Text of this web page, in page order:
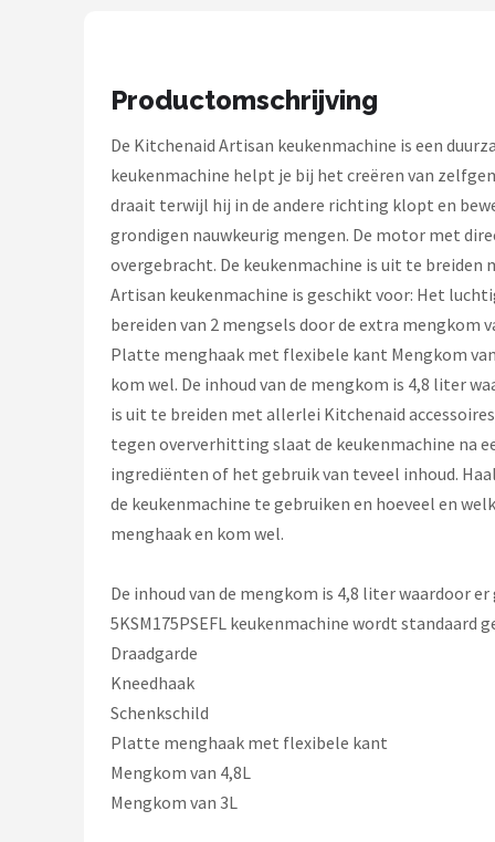
KitchenBrothers
Productomschrijving
De Kitchenaid Artisan keukenmachine is een
keukenmachine helpt je bij het creëren van
draait terwijl hij in de andere richting klopt en
grondigen nauwkeurig mengen. De motor met
overgebracht. De keukenmachine is uit te
Artisan keukenmachine is geschikt voor: Het
bereiden van 2 mengsels door de extra mengkom
Platte menghaak met flexibele kant Mengkom van
kom wel. De inhoud van de mengkom is 4,8 liter
is uit te breiden met allerlei Kitchenaid
tegen oververhitting slaat de keukenmachine na
ingrediënten of het gebruik van teveel inhoud.
de keukenmachine te gebruiken en hoeveel en
menghaak en kom wel.
De inhoud van de mengkom is 4,8 liter waardoor
5KSM175PSEFL keukenmachine wordt standaard
Draadgarde
Kneedhaak
Schenkschild
Platte menghaak met flexibele kant
Mengkom van 4,8L
Mengkom van 3L